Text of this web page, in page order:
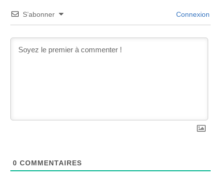
S’abonner Connexion
0 COMMENTAIRES